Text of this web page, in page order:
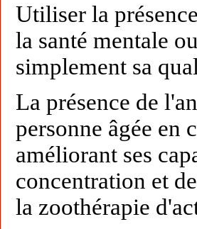
Utiliser la
la santé mentale
simplement sa
La présence de
personne âgée en
améliorant ses
concentration et
la zoothérapie